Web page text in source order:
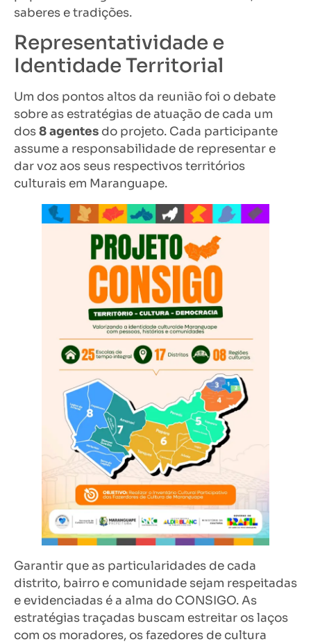
saberes e tradições.
Representatividade e
Identidade Territorial
Um dos pontos altos da reunião foi o debate
sobre as estratégias de atuação de cada um
dos8 agentes do projeto. Cada participante
assume a responsabilidade de representar e
dar voz aos seus respectivos territórios
culturais em Maranguape.
Garantir que as particularidades de cada
distrito, bairro e comunidade sejam respeitadas
e evidenciadas é a alma do CONSIGO. As
estratégias traçadas buscam estreitar os laços
com os moradores, os fazedores de cultura